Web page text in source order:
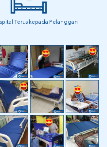
Terus kepada Pelanggan